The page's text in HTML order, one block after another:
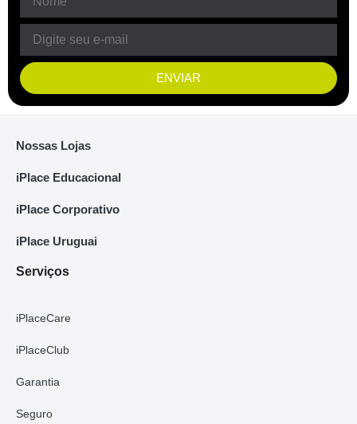
ENVIAR
Nossas Lojas
iPlace Educacional
iPlace Corporativo
iPlace Uruguai
Serviços
iPlaceCare
iPlaceClub
Garantia
Seguro